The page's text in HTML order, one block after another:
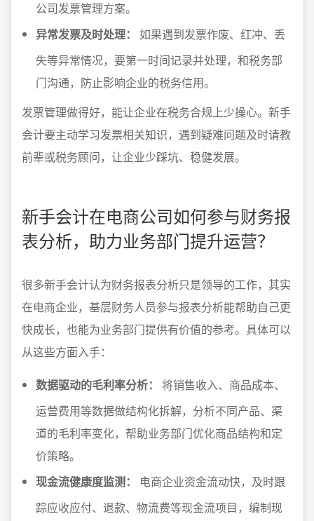
公司发票管理方案。
异常发票及时处理：
如果遇到发票作废、红冲、丢
失等异常情况，要第一时间记录并处理，和税务部
门沟通，防止影响企业的税务信用。
发票管理做得好，能让企业在税务合规上少操心。新手
会计要主动学习发票相关知识，遇到疑难问题及时请教
前辈或税务顾问，让企业少踩坑、稳健发展。
新手会计在电商公司如何参与财务报
表分析，助力业务部门提升运营？
很多新手会计认为财务报表分析只是领导的工作，其实
在电商企业，基层财务人员参与报表分析能帮助自己更
快成长，也能为业务部门提供有价值的参考。具体可以
从这些方面入手：
数据驱动的毛利率分析：
将销售收入、商品成本、
运营费用等数据做结构化拆解，分析不同产品、渠
道的毛利率变化，帮助业务部门优化商品结构和定
价策略。
现金流健康度监测：
电商企业资金流动快，及时跟
踪应收应付、退款、物流费等现金流项目，编制现